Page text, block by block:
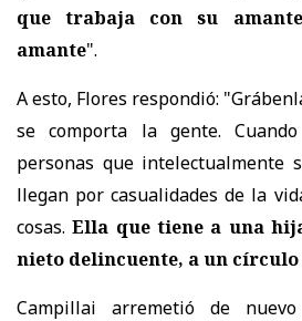
que trabaja con su
amante".
A esto, Flores respondió:
se comporta la gente.
personas que intelectualmente
llegan por casualidades de la
cosas.Ella que tiene a una
nieto delincuente, a un
Campillai arremetió de